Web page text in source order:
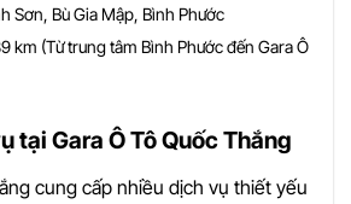
Sơn, Bù Gia Mập, Bình Phước
km (Từ trung tâm Bình Phước đến Gara Ô
tại Gara Ô Tô Quốc Thắng
cung cấp nhiều dịch vụ thiết yếu